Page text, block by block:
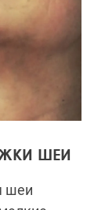
ШЕИ
шеи